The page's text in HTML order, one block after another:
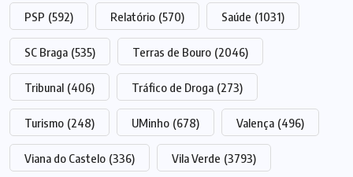
PSP (592) Relatório (570) Saúde (1031)
SC Braga (535) Terras de Bouro (2046)
Tribunal (406) Tráfico de Droga (273)
Turismo (248) UMinho (678) Valença (496)
Viana do Castelo (336) Vila Verde (3793)